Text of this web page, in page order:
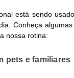
está sendo
Conheça
nossa rotina:
pets e familiares